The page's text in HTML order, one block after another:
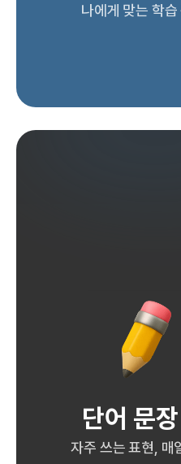
나에게 맞는 학
단어 문
자주 쓰는 표현, 매